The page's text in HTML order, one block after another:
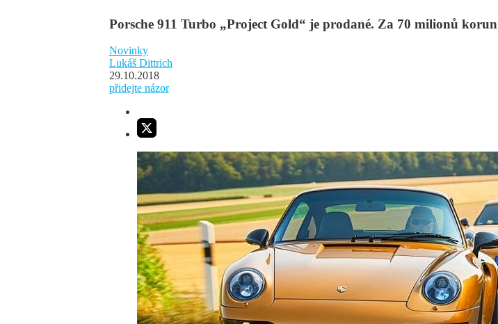
Porsche 911 Turbo „Project Gold“ je prodané. Za 70 milionů korun
Novinky
Lukáš Dittrich
29.10.2018
přidejte názor